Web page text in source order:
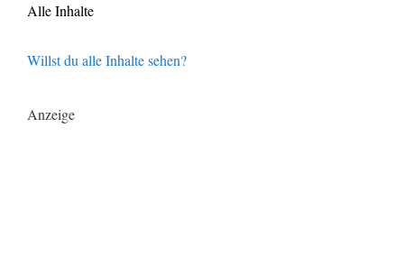
Alle Inhalte
Willst du alle Inhalte sehen?
Anzeige